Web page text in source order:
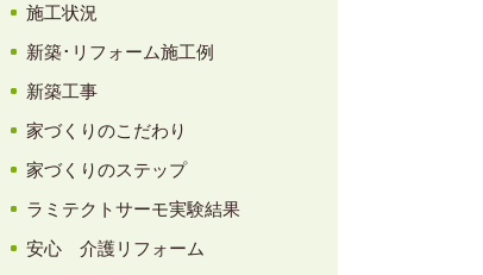
施工状況
新築･リフォーム施工例
新築工事
家づくりのこだわり
家づくりのステップ
ラミテクトサーモ実験結果
安心 介護リフォーム